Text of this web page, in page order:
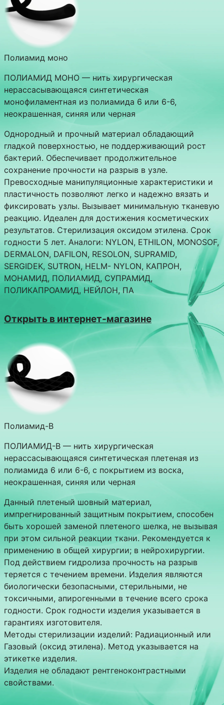
Полиамид моно
ПОЛИАМИД МОНО — нить хирургическая
нерассасывающаяся синтетическая
монофиламентная из полиамида 6 или 6-6,
неокрашенная, синяя или черная
Однородный и прочный материал обладающий
гладкой поверхностью, не поддерживающий рост
бактерий. Обеспечивает продолжительное
сохранение прочности на разрыв в узле.
Превосходные манипуляционные характеристики и
пластичность позволяют легко и надежно вязать и
фиксировать узлы. Вызывает минимальную тканевую
реакцию. Идеален для достижения косметических
результатов. Стерилизация оксидом этилена. Срок
годности 5 лет. Аналоги: NYLON, ETHILON, MONOSOF,
DERMALON, DAFILON, RESOLON, SUPRAMID,
SERGIDEK, SUTRON, HELM- NYLON, КАПРОН,
МОНАМИД, ПОЛИАМИД, СУПРАМИД,
ПОЛИКАПРОАМИД, НЕЙЛОН, ПА
Открыть в интернет-магазине
Полиамид-В
ПОЛИАМИД-В — нить хирургическая
нерассасывающаяся синтетическая плетеная из
полиамида 6 или 6-6, с покрытием из воска,
неокрашенная, синяя или черная
Данный плетеный шовный материал,
импрегнированный защитным покрытием, способен
быть хорошей заменой плетеного шелка, не вызывая
при этом сильной реакции ткани. Рекомендуется к
применению в общей хирургии; в нейрохирургии.
Под действием гидролиза прочность на разрыв
теряется с течением времени. Изделия являются
биологически безопасными, стерильными, не
токсичными, апирогенными в течение всего срока
годности. Срок годности изделия указывается в
гарантиях изготовителя.
Методы стерилизации изделий: Радиационный или
Газовый (оксид этилена). Метод указывается на
этикетке изделия.
Изделия не обладают рентгеноконтрастными
свойствами.